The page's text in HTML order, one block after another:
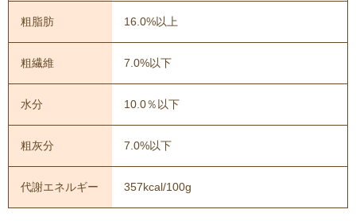
粗脂肪 16.0%以上
粗繊維 7.0%以下
水分 10.0％以下
粗灰分 7.0%以下
代謝エネルギー 357kcal/100g